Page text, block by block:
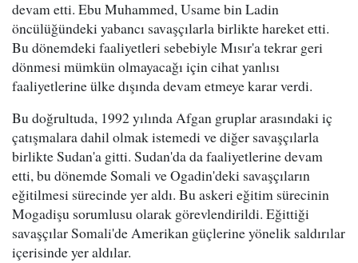
devam etti. Ebu Muhammed, Usame bin Ladin
öncülüğündeki yabancı savaşçılarla birlikte hareket etti.
Bu dönemdeki faaliyetleri sebebiyle Mısır'a tekrar geri
dönmesi mümkün olmayacağı için cihat yanlısı
faaliyetlerine ülke dışında devam etmeye karar verdi.
Bu doğrultuda, 1992 yılında Afgan gruplar arasındaki iç
çatışmalara dahil olmak istemedi ve diğer savaşçılarla
birlikte Sudan'a gitti. Sudan'da da faaliyetlerine devam
etti, bu dönemde Somali ve Ogadin'deki savaşçıların
eğitilmesi sürecinde yer aldı. Bu askeri eğitim sürecinin
Mogadişu sorumlusu olarak görevlendirildi. Eğittiği
savaşçılar Somali'de Amerikan güçlerine yönelik saldırılar
içerisinde yer aldılar.